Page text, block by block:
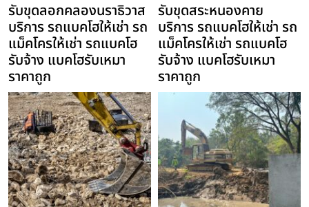
รับขุดลอกคลองนราธิวาส
บริการ รถแบคโฮให้เช่า รถ
แม็คโครให้เช่า รถแบคโฮ
รับจ้าง แบคโฮรับเหมา
ราคาถูก
รับขุดสระหนองคาย
บริการ รถแบคโฮให้เช่า รถ
แม็คโครให้เช่า รถแบคโฮ
รับจ้าง แบคโฮรับเหมา
ราคาถูก